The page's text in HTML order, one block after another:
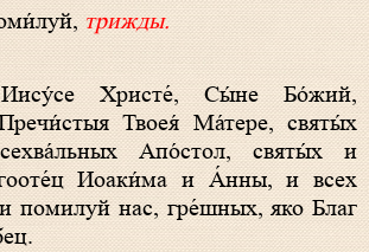
трижды.
Твоея́ Ма́тере, святы́х
Апо́стол, святы́х и
Иоаки́ма и А́нны, и всех
помилуй нас, гре́шных, яко Благ